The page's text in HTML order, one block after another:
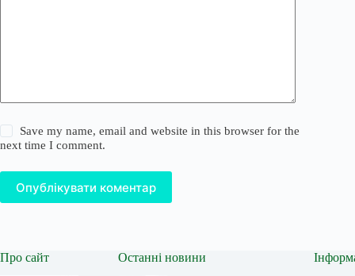
Save my name, email and website in this browser for the
next time I comment.
Опублікувати коментар
Про сайт Останні новини